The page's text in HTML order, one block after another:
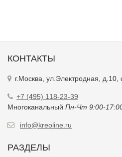
КОНТАКТЫ
г.Москва, ул.Электродная, д.10,
+7 (495) 118-23-39
Многоканальный Пн-Чт 9:00-
info@kreoline.ru
РАЗДЕЛЫ